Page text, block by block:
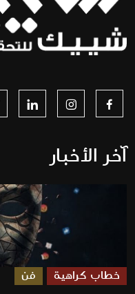
آخر الأخبار
خطاب كراهية فن